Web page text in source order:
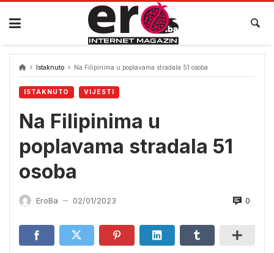
Skip
content
Istaknuto Na Filipinima u poplavama stradala 51 osoba
ISTAKNUTO VIJESTI
Na Filipinima u
poplavama stradala 51
osoba
EroBa — 02/01/2023 0